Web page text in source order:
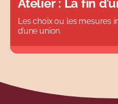
Atelier : La fin
Les choix ou les mesures
d’une union.